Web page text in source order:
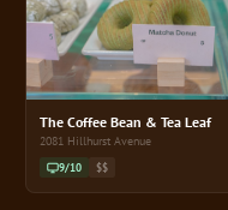
The Coffee Bean & Tea Leaf
2081 Hillhurst Avenue
9/10 $$